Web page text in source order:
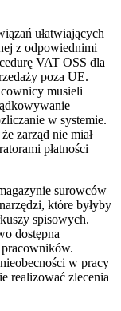
ułatwiających
z odpowiednimi
VAT OSS dla
poza UE.
musieli
w systemie.
zarząd nie miał
płatności
surowców
które byłyby
spisowych.
dostępna
w pracy
realizować zlecenia